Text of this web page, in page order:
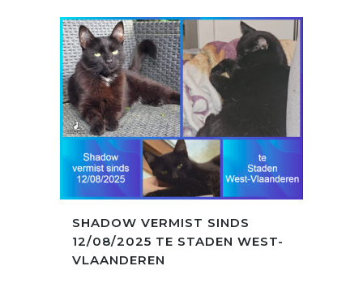
SHADOW VERMIST SINDS
12/08/2025 TE STADEN WEST-
VLAANDEREN